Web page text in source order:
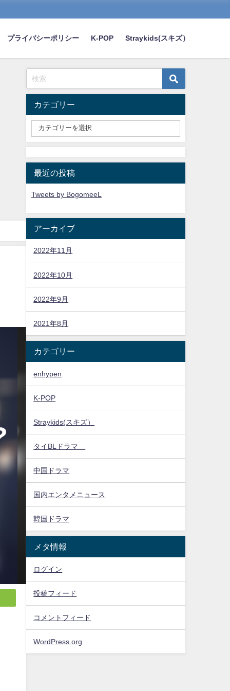
プライバシーポリシー K-POP Straykids(スキズ）
カテゴリー
最近の投稿
Tweets by BogomeeL
アーカイブ
2022年11月
2022年10月
2022年9月
2021年8月
カテゴリー
enhypen
K-POP
Straykids(スキズ）
タイBLドラマ
中国ドラマ
国内エンタメニュース
韓国ドラマ
メタ情報
ログイン
投稿フィード
コメントフィード
WordPress.org